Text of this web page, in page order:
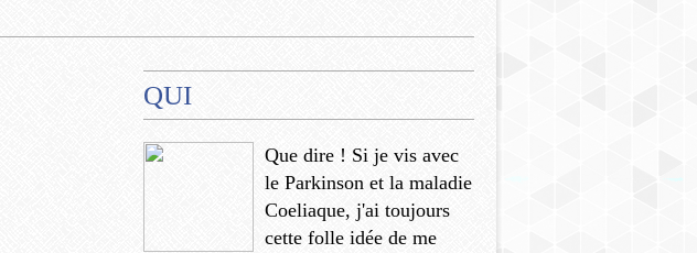
QUI
Que dire ! Si je vis avec
le Parkinson et la maladie
Coeliaque, j'ai toujours
cette folle idée de me